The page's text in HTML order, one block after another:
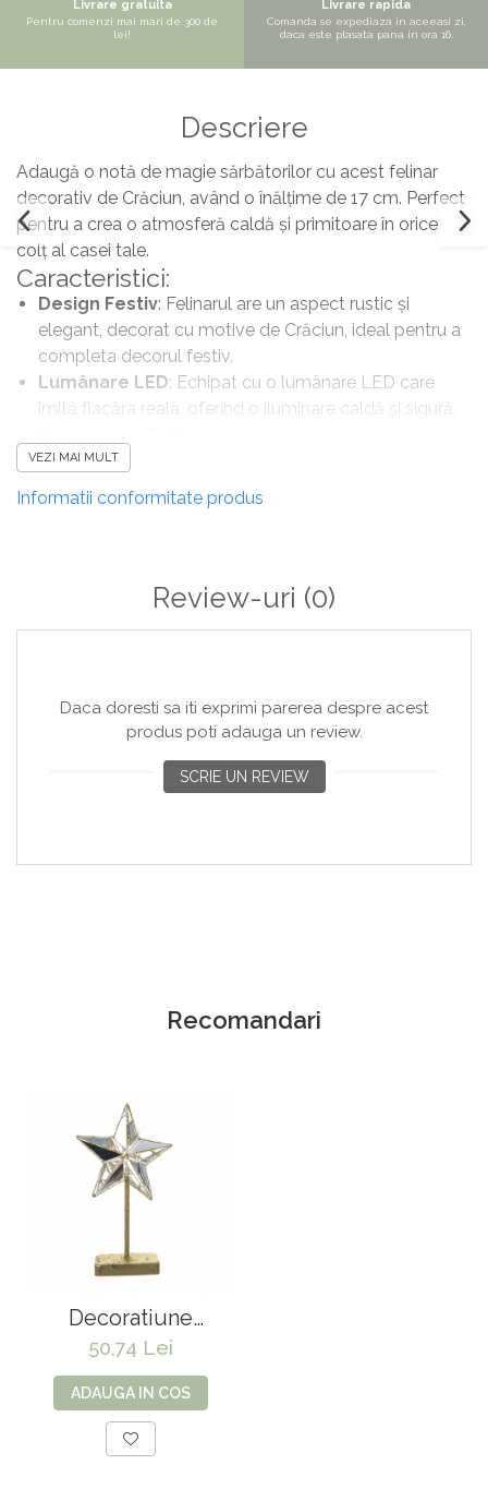
Livrare gratuita
Pentru comenzi mai mari de 300 de
lei!
Livrare rapida
Comanda se expediaza in aceeasi zi,
daca este plasata pana in ora 16.
Descriere
Adaugă o notă de magie sărbătorilor cu acest felinar
decorativ de Crăciun, având o înălțime de 17 cm. Perfect
pentru a crea o atmosferă caldă și primitoare în orice
colț al casei tale.
Caracteristici:
Design Festiv: Felinarul are un aspect rustic și
elegant, decorat cu motive de Crăciun, ideal pentru a
completa decorul festiv.
Lumânare LED: Echipat cu o lumânare LED care
imită flacăra reală, oferind o iluminare caldă și sigură.
rezistente, potrivit atât pentru utilizare în interior, cât și
în exterior.
: Perfect pentru a fi plasat pe
Felinarul decorativ de Crăciun cu lumânare este alegerea
VEZI MAI MULT
Informatii conformitate produs
Review-uri (0)
Daca doresti sa iti exprimi parerea despre acest
produs poti adauga un review.
SCRIE UN REVIEW
Recomandari
Decoratiune
luminoasa Stea - 35
50,74 Lei
ADAUGA IN COS